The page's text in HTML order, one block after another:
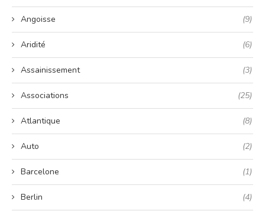
Angoisse (9)
Aridité (6)
Assainissement (3)
Associations (25)
Atlantique (8)
Auto (2)
Barcelone (1)
Berlin (4)